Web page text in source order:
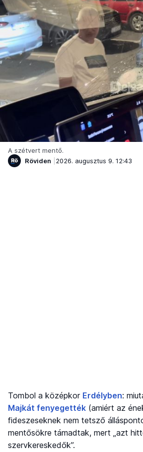
A szétvert mentő.
Röviden
2026. augusztus 9. 12:43
Tombol a középkor Erdélyben:
Majkát fenyegették (amiért az
fideszeseknek nem tetsző
mentősökre támadtak, mert „azt
szervkereskedők”.